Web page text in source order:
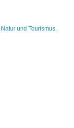
Natur und Tourismus,